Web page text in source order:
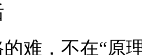
难，不在“原